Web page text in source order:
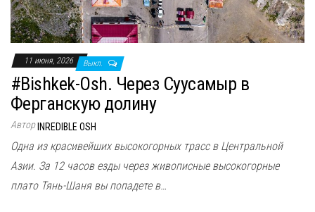
11 июня, 2026 Выкл.
#Bishkek-Osh. Через Суусамыр в
Ферганскую долину
АвторINREDIBLE OSH
Одна из красивейших высокогорных трасс в Центральной
Азии. За 12 часов езды через живописные высокогорные
плато Тянь-Шаня вы попадете в…